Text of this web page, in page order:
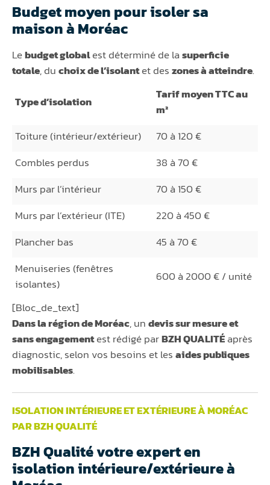
Budget moyen pour isoler sa
maison à Moréac
Lebudget globalest déterminé de lasuperficie
totale, duchoix de l’isolantet deszones à atteindre.
Type d’isolation
Tarif moyen TTC au
m²
Toiture (intérieur/extérieur)
70 à 120 €
Combles perdus
38 à 70 €
Murs par l’intérieur
70 à 150 €
Murs par l’extérieur (ITE)
220 à 450 €
Plancher bas
45 à 70 €
Menuiseries (fenêtres
isolantes)
600 à 2000 € / unité
[Bloc_de_text]
Dans la région de Moréac, undevis sur mesure et
sans engagementest rédigé parBZH QUALITÉaprès
diagnostic, selon vos besoins et lesaides publiques
mobilisables.
ISOLATION INTÉRIEURE ET EXTÉRIEURE À MORÉAC
PAR BZH QUALITÉ
BZH Qualité votre expert en
isolation intérieure/extérieure à